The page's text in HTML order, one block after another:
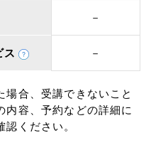
－
ス －
場合、受講できないこと
内容、予約などの詳細に
ください。